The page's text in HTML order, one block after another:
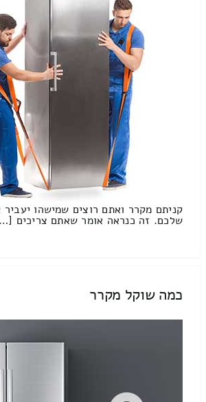
קניתם מקרר ואתם רוצים שמישהו
שלכם. זה כנראה אומר שאתם צריכים
כמה שוקל מקרר